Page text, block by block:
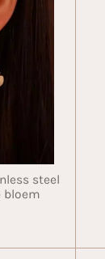
steel
bloem